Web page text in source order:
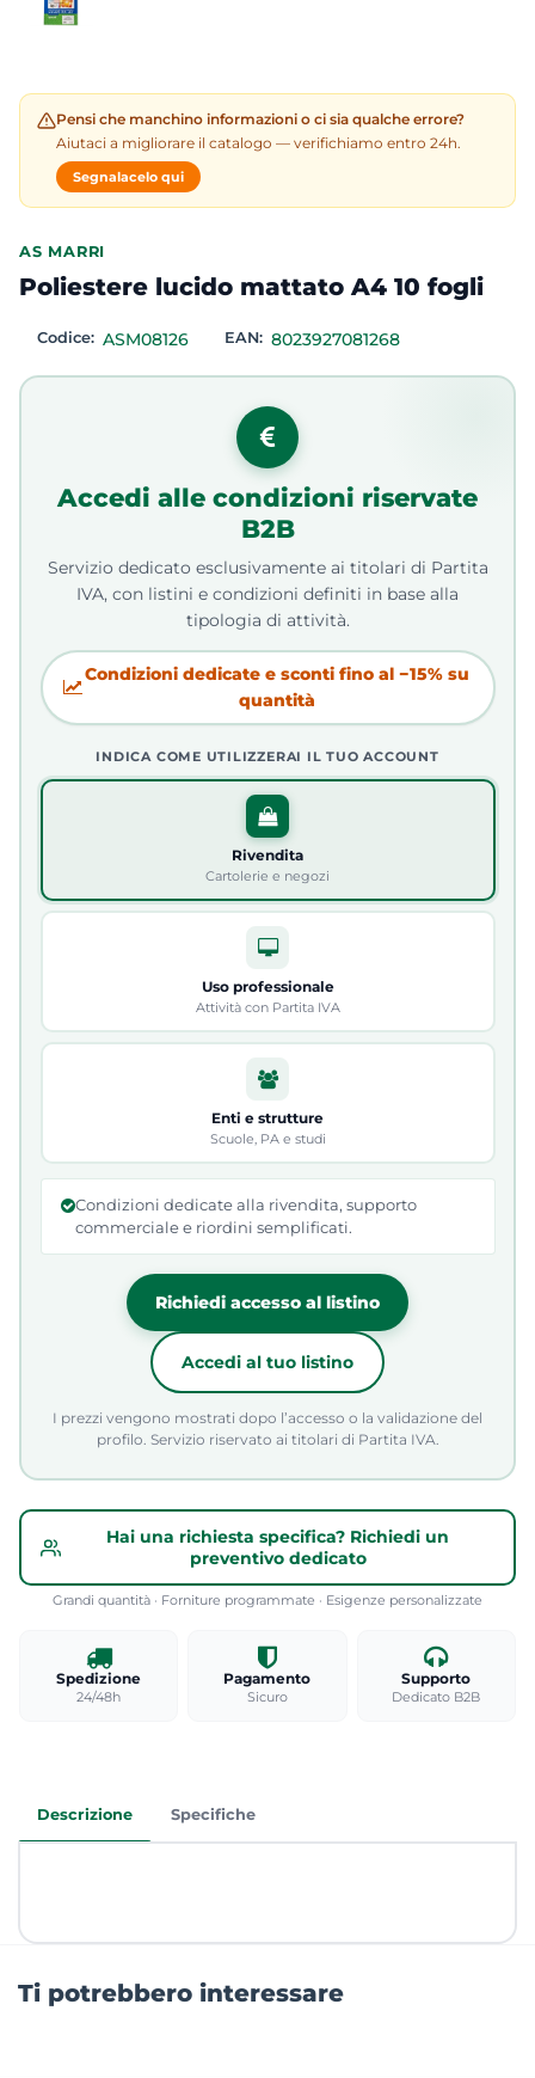
Pensi che manchino informazioni o ci sia qualche errore?
Aiutaci a migliorare il catalogo — verifichiamo entro 24h.
Segnalacelo qui
AS MARRI
Poliestere lucido mattato A4 10 fogli
Codice: ASM08126 EAN: 8023927081268
Accedi alle condizioni riservate
B2B
Servizio dedicato esclusivamente ai titolari di Partita
IVA, con listini e condizioni definiti in base alla
tipologia di attività.
Condizioni dedicate e sconti fino al −15% su
quantità
INDICA COME UTILIZZERAI IL TUO ACCOUNT
Rivendita
Cartolerie e negozi
Uso professionale
Attività con Partita IVA
Enti e strutture
Scuole, PA e studi
Condizioni dedicate alla rivendita, supporto
commerciale e riordini semplificati.
Richiedi accesso al listino
Accedi al tuo listino
I prezzi vengono mostrati dopo l’accesso o la validazione del
profilo. Servizio riservato ai titolari di Partita IVA.
Hai una richiesta specifica? Richiedi un
preventivo dedicato
Grandi quantità · Forniture programmate · Esigenze personalizzate
Spedizione
24/48h
Pagamento
Sicuro
Supporto
Dedicato B2B
Descrizione Specifiche
Ti potrebbero interessare